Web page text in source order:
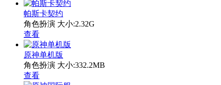
帕斯卡契约
角色扮演 大小:2.32G
查看
原神单机版
角色扮演 大小:332.2MB
查看